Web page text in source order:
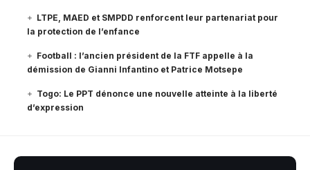
LTPE, MAED et SMPDD renforcent leur partenariat pour
la protection de l’enfance
Football : l’ancien président de la FTF appelle à la
démission de Gianni Infantino et Patrice Motsepe
Togo: Le PPT dénonce une nouvelle atteinte à la liberté
d’expression